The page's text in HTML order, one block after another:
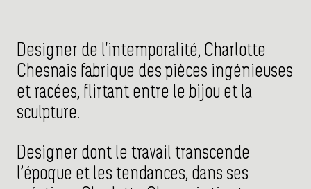
Designer de l'intemporalité, Charlotte
Chesnais fabrique des pièces ingénieuses
et racées, flirtant entre le bijou et la
sculpture.
Designer dont le travail transcende
l’époque et les tendances, dans ses